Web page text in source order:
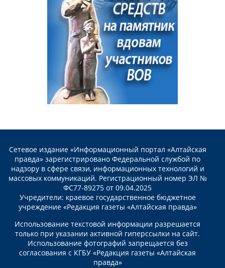
Сетевое издание «Информационный портал «Алтайская
правда» зарегистрировано Федеральной службой по
надзору в сфере связи, информационных технологий и
массовых коммуникаций. Регистрационный номер ЭЛ №
ФС77-89275 от 09.04.2025
Учредители: краевое государственное бюджетное
учреждение «Редакция газеты «Алтайская правда»
Использование текстовой информации разрешается
только при указании активной гиперссылки на сайт.
Использование фотографий запрещается без
согласования с КГБУ «Редакция газеты «Алтайская
правда»